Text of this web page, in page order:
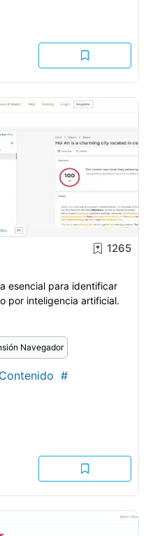
1265
esencial para identificar
por inteligencia artificial.
Navegador
#